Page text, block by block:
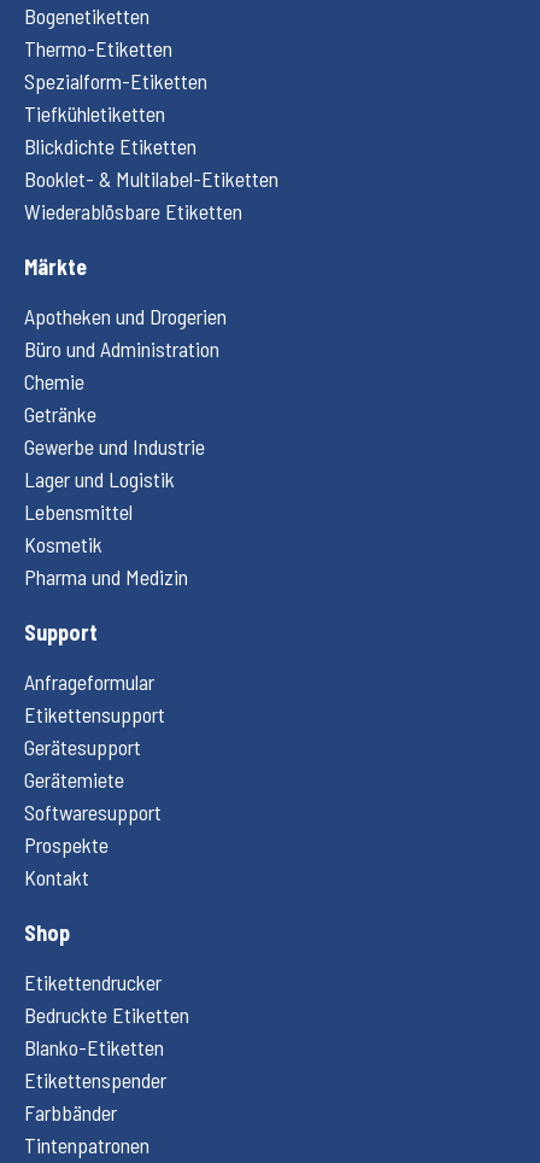
Bogenetiketten
Thermo-Etiketten
Spezialform-Etiketten
Tiefkühletiketten
Blickdichte Etiketten
Booklet- & Multilabel-Etiketten
Wiederablösbare Etiketten
Märkte
Apotheken und Drogerien
Büro und Administration
Chemie
Getränke
Gewerbe und Industrie
Lager und Logistik
Lebensmittel
Kosmetik
Pharma und Medizin
Support
Anfrageformular
Etikettensupport
Gerätesupport
Gerätemiete
Softwaresupport
Prospekte
Kontakt
Shop
Etikettendrucker
Bedruckte Etiketten
Blanko-Etiketten
Etikettenspender
Farbbänder
Tintenpatronen